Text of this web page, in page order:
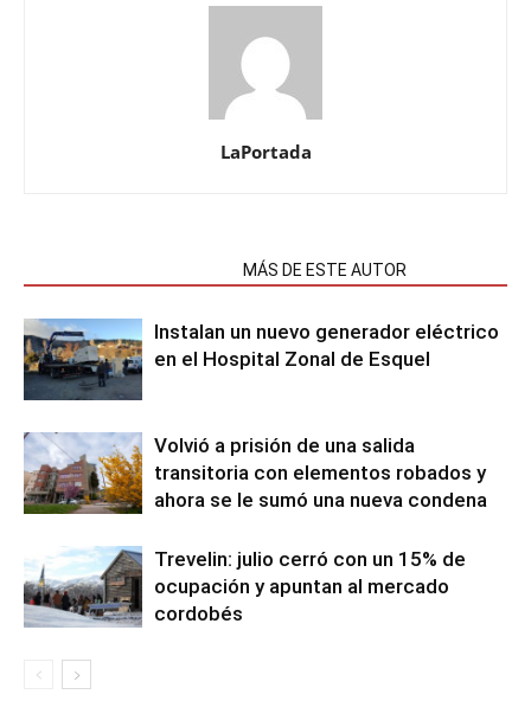
LaPortada
MÁS DE ESTE AUTOR
Instalan un nuevo generador eléctrico
en el Hospital Zonal de Esquel
Volvió a prisión de una salida
transitoria con elementos robados y
ahora se le sumó una nueva condena
Trevelin: julio cerró con un 15% de
ocupación y apuntan al mercado
cordobés